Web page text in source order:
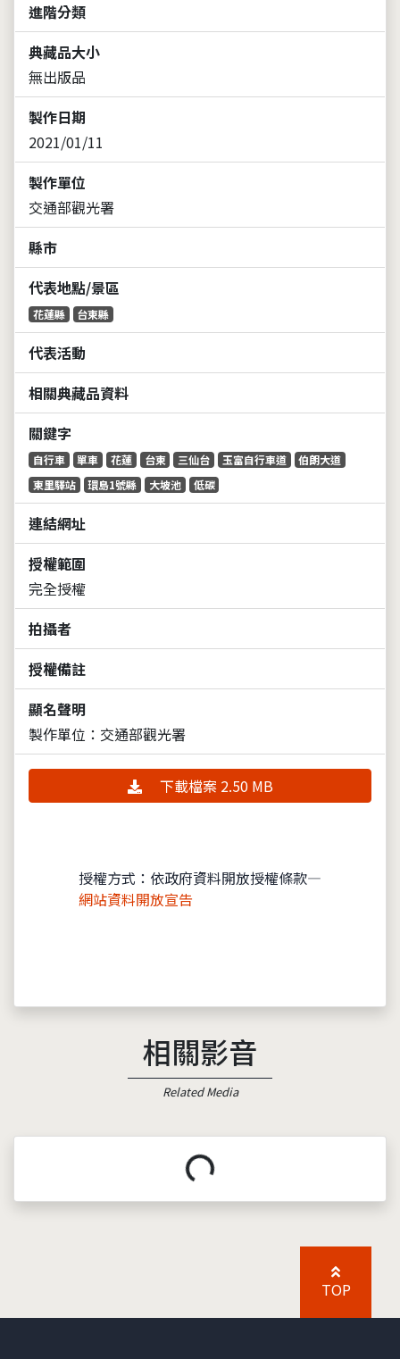
進階分類
典藏品大小
無出版品
製作日期
2021/01/11
製作單位
交通部觀光署
縣市
代表地點/景區
花蓮縣 台東縣
代表活動
相關典藏品資料
關鍵字
自行車 單車 花蓮 台東 三仙台 玉富自行車道
伯朗大道
東里驛站
環島1號縣 大坡池 低碳
連結網址
授權範圍
完全授權
拍攝者
授權備註
顯名聲明
製作單位：交通部觀光署
下載檔案 2.50 MB
授權方式：依政府資料開放授權條款—
網站資料開放宣告
相關影音
Related Media
載入中...
TOP